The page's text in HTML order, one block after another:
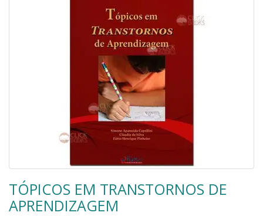
TÓPICOS EM TRANSTORNOS DE
APRENDIZAGEM